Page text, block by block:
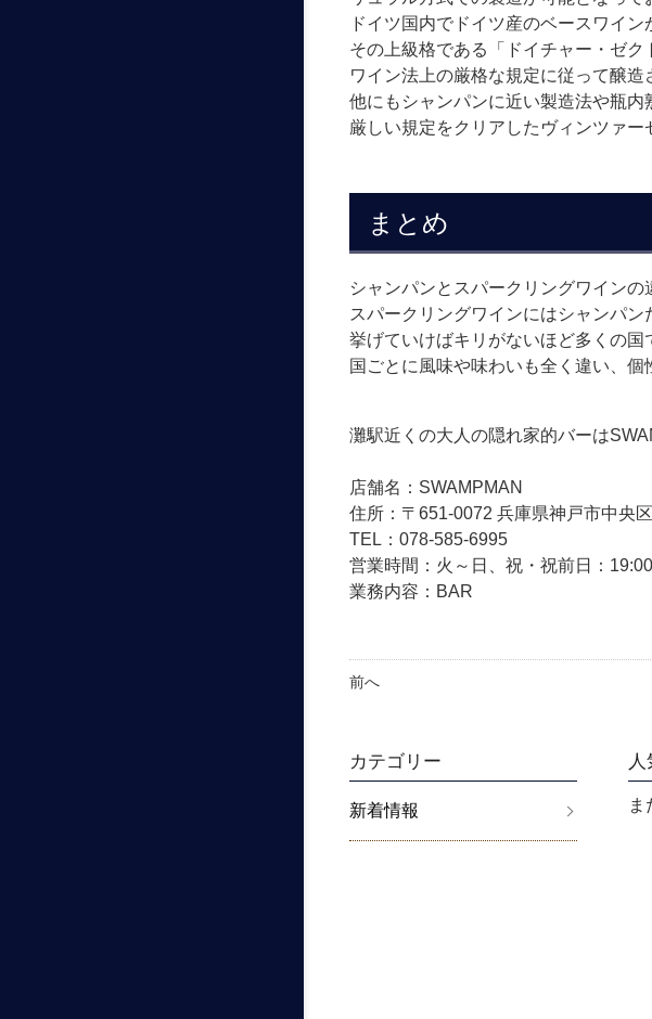
ドイツ国内でドイツ産のベースワイ
その上級格である「ドイチャー・ゼク
ワイン法上の厳格な規定に従って醸造
他にもシャンパンに近い製造法や瓶
厳しい規定をクリアしたヴィンツァー
まとめ
シャンパンとスパークリングワイン
スパークリングワインにはシャンパ
挙げていけばキリがないほど多くの国
国ごとに風味や味わいも全く違い、
灘駅近くの大人の隠れ家的バーは
店舗名：SWAMPMAN
住所：〒651-0072 兵庫県神戸市中央
TEL：078-585-6995
営業時間：火～日、祝・祝前日：
業務内容：BAR
前へ
カテゴリー
新着情報 ま